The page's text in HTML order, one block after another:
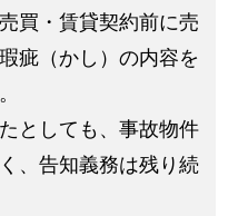
買・賃貸契約前に売
疵（かし）の内容を
としても、事故物件
、告知義務は残り続